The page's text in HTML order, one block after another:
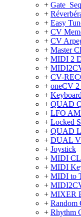
+
+
+ Easy
+ CV
+ CV
+ Master
+ MIDI 2
+
+ CV-
+ oneCV
+
+ QUAD
+ LFO
+ Locked
+ QUAD
+ DUAL
+ Joystick
+ MIDI
+ MIDI
+ MIDI to
+
+ MIXER
+ Random
+ Rhythm